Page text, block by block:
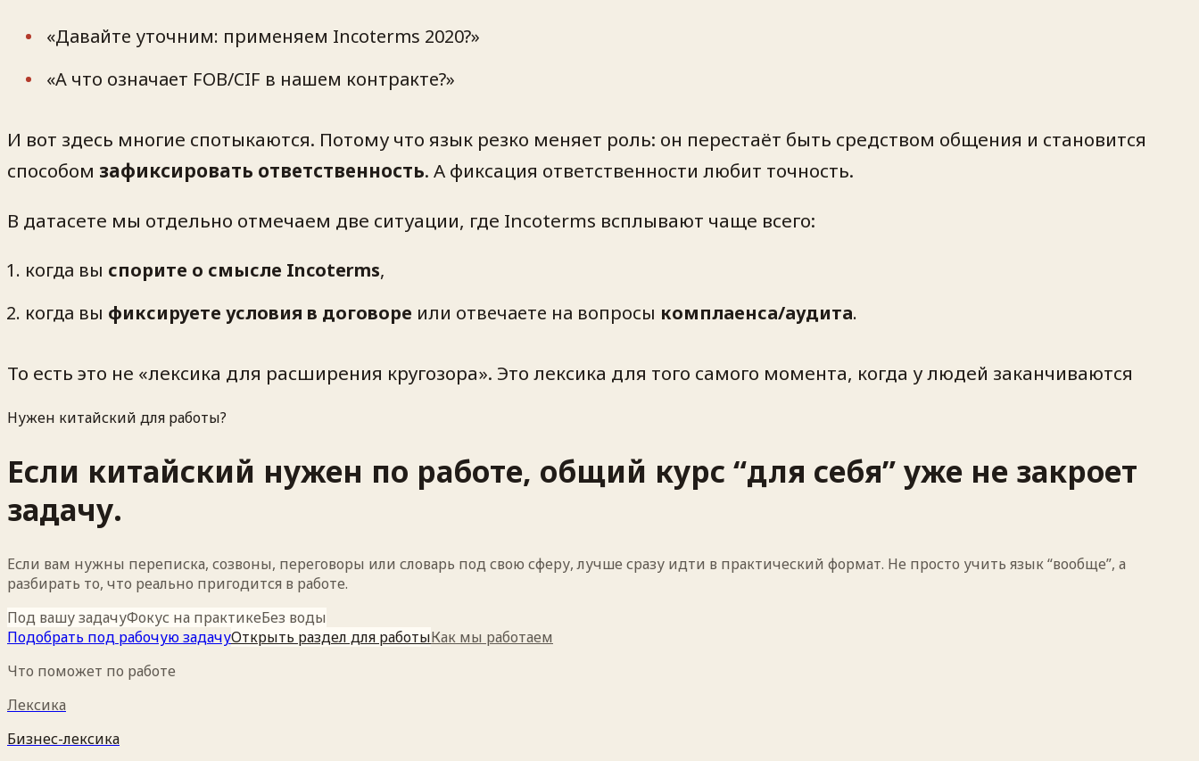
«Давайте уточним: применяем Incoterms 2020?»
«А что означает FOB/CIF в нашем контракте?»
И вот здесь многие спотыкаются. Потому что язык резко меняет роль: он перестаёт быть средством общения и становится
способом зафиксировать ответственность. А фиксация ответственности любит точность.
В датасете мы отдельно отмечаем две ситуации, где Incoterms всплывают чаще всего:
когда вы спорите о смысле Incoterms,
когда вы фиксируете условия в договоре или отвечаете на вопросы комплаенса/аудита.
То есть это не «лексика для расширения кругозора». Это лексика для того самого момента, когда у людей заканчиваются
Нужен китайский для работы?
Если китайский нужен по работе, общий курс “для себя” уже не закроет
задачу.
Если вам нужны переписка, созвоны, переговоры или словарь под свою сферу, лучше сразу идти в практический формат. Не просто учить язык “вообще”, а
разбирать то, что реально пригодится в работе.
Под вашу задачуФокус на практикеБез воды
Подобрать под рабочую задачуОткрыть раздел для работыКак мы работаем
Что поможет по работе
Лексика
Бизнес-лексика